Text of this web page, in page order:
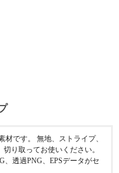
です。 無地、ストライプ、
り取ってお使いください。
、透過PNG、EPSデータがセ